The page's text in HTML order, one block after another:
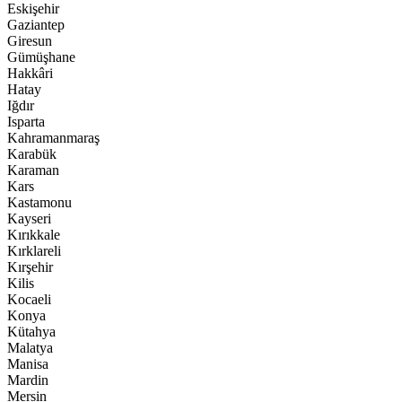
Eskişehir
Gaziantep
Giresun
Gümüşhane
Hakkâri
Hatay
Iğdır
Isparta
Kahramanmaraş
Karabük
Karaman
Kars
Kastamonu
Kayseri
Kırıkkale
Kırklareli
Kırşehir
Kilis
Kocaeli
Konya
Kütahya
Malatya
Manisa
Mardin
Mersin